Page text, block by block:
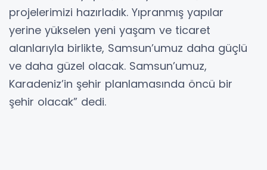
projelerimizi hazırladık. Yıpranmış yapılar
yerine yükselen yeni yaşam ve ticaret
alanlarıyla birlikte, Samsun’umuz daha güçlü
ve daha güzel olacak. Samsun’umuz,
Karadeniz’in şehir planlamasında öncü bir
şehir olacak” dedi.